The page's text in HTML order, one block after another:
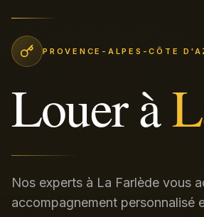
PROVENCE-ALPES-CÔTE
Louerà
Nos experts à La Farlède vous
accompagnement personnalisé